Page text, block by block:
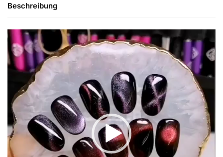
Beschreibung
Video-
Player